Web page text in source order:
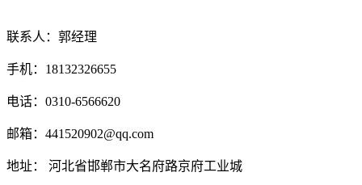
联系人：郭经理
手机：18132326655
电话：0310-6566620
邮箱：441520902@qq.com
地址： 河北省邯郸市大名府路京府工业城